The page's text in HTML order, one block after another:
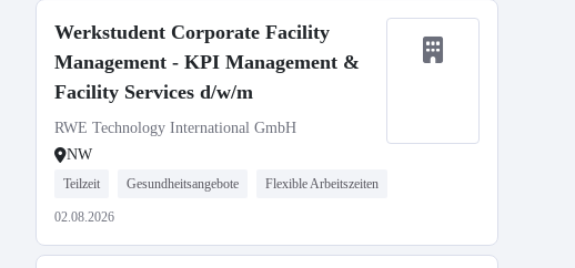
Werkstudent Corporate Facility
Management - KPI Management &
Facility Services d/w/m
RWE Technology International GmbH
NW
Teilzeit Gesundheitsangebote Flexible Arbeitszeiten
02.08.2026